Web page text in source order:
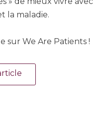
la maladie.
sur We Are Patients !